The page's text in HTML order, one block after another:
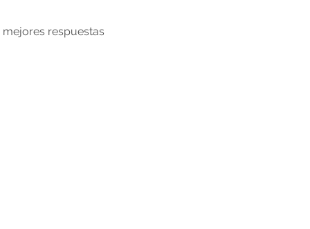
mejores respuestas